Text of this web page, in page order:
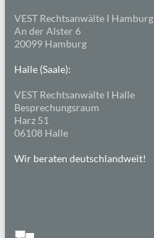
VEST Rechtsanwälte I Hamburg
An der Alster 6
20099 Hamburg
Halle (Saale):
VEST Rechtsanwälte I Halle
Besprechungsraum
Harz 51
06108 Halle
Wir beraten deutschlandweit!